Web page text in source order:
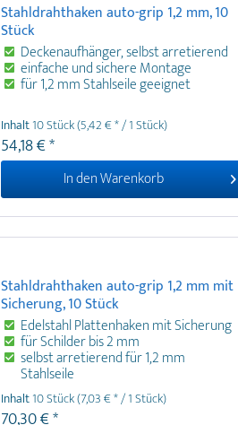
Stahldrahthaken auto-grip 1,2 mm, 10
Stück
Deckenaufhänger, selbst arretierend
einfache und sichere Montage
für 1,2 mm Stahlseile geeignet
Artiteq Stahldrahthaken auto-grip 1,2 mm
ermöglichen eine schnelle und sichere Montage
von Platten und Beschilderungen an Stahlseilen
von der Decke. Die Deckenhalter aus Edelstahl
sind im 10er-Set in Silber erhältlich und für
Stahlseile mit einem Durchmesser von 1,2 mm
geeignet .
Inhalt10 Stück(5,42 € * / 1 Stück)
54,18 € *
In denWarenkorb
Stahldrahthaken auto-grip 1,2 mm mit
Sicherung, 10 Stück
Edelstahl Plattenhaken mit Sicherung
für Schilder bis 2 mm
selbst arretierend für 1,2 mm
Stahlseile
Der Artiteq Stahldrahthaken auto-grip 1,2 mm
Inhalt10 Stück(7,03 € * / 1 Stück)